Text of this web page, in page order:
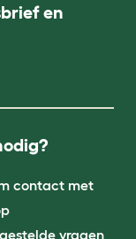
en
contact met
vragen